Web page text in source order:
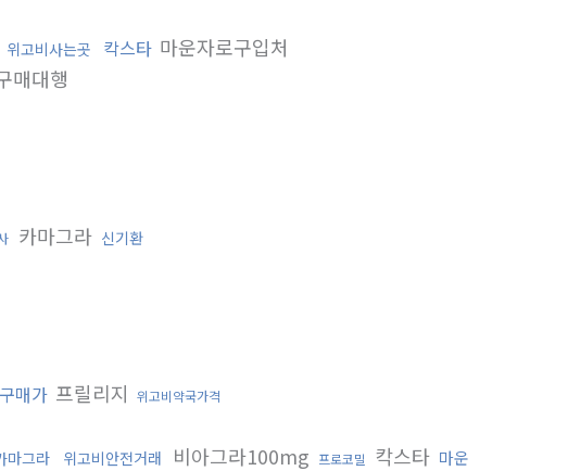
위고비사는곳 칵스타 마운자로구입처
매대행
카마그라 신기환
매가 프릴리지 위고비약국가격
마그라 위고비안전거래 비아그라100mg 프로코밀 칵스타 마운